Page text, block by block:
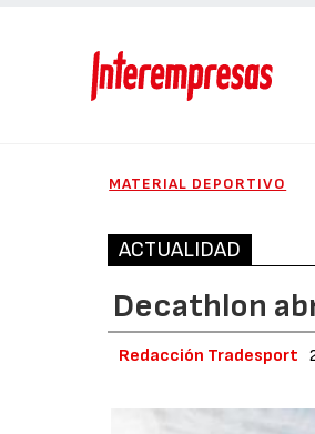
MATERIAL DEPORTIVO
ACTUALIDAD
Decathlon
Redacción Tradesport